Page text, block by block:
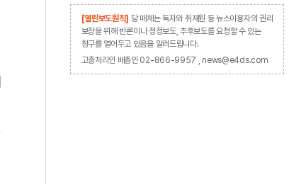
[열린보도원칙] 당 매체는 독자와 취재원 등 뉴스이용자의 권리
보장을 위해 반론이나 정정보도, 추후보도를 요청할 수 있는
창구를 열어두고 있음을 알려드립니다.
고충처리인 배종인 02-866-9957 , news@e4ds.com